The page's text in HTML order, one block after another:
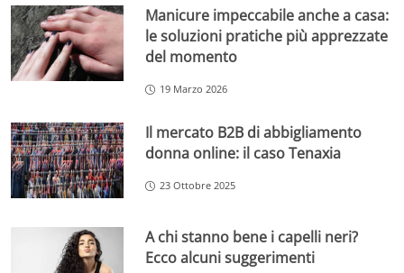
Manicure impeccabile anche a casa:
le soluzioni pratiche più apprezzate
del momento
19 Marzo 2026
Il mercato B2B di abbigliamento
donna online: il caso Tenaxia
23 Ottobre 2025
A chi stanno bene i capelli neri?
Ecco alcuni suggerimenti